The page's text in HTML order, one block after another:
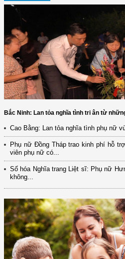
Bắc Ninh: Lan tỏa nghĩa tình tri ân từ
Cao Bằng: Lan tỏa nghĩa tình phụ nữ
Phụ nữ Đồng Tháp trao kinh phí hỗ
viên phụ nữ có...
Số hóa Nghĩa trang Liệt sĩ: Phụ nữ
không...